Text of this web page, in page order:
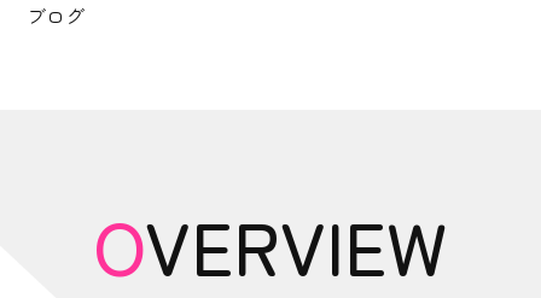
ブログ
OVERVIEW